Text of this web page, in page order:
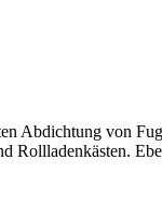
Abdichtung von
Rollladenkästen.